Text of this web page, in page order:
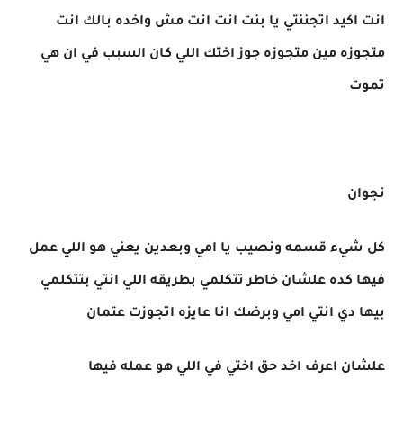
انت اكيد اتجننتي يا بنت انت انت مش واخده بالك انت
متجوزه مين متجوزه جوز اختك اللي كان السبب في ان هي
تموت
نجوان
كل شيء قسمه ونصيب يا امي وبعدين يعني هو اللي عمل
فيها كده علشان خاطر تتكلمي بطريقه اللي انتي بتتكلمي
بيها دي انتي امي وبرضك انا عايزه اتجوزت عتمان
علشان اعرف اخد حق اختي في اللي هو عمله فيها